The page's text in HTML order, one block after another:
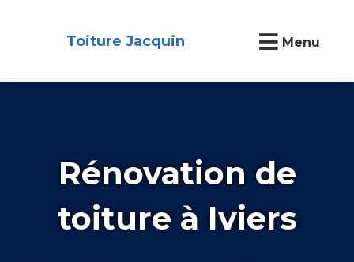
Toiture Jacquin Menu
Rénovation de
toiture à Iviers